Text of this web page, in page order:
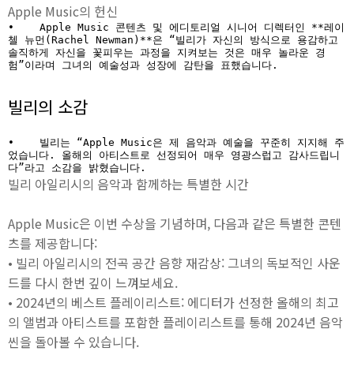
Apple Music의 헌신
•    Apple Music 콘텐츠 및 에디토리얼 시니어 디렉터인 **레이
첼 뉴먼(Rachel Newman)**은 “빌리가 자신의 방식으로 용감하고
솔직하게 자신을 꽃피우는 과정을 지켜보는 것은 매우 놀라운 경
험”이라며 그녀의 예술성과 성장에 감탄을 표했습니다.
빌리의 소감
•    빌리는 “Apple Music은 제 음악과 예술을 꾸준히 지지해 주
었습니다. 올해의 아티스트로 선정되어 매우 영광스럽고 감사드립니
다”라고 소감을 밝혔습니다.
빌리 아일리시의 음악과 함께하는 특별한 시간
Apple Music은 이번 수상을 기념하며, 다음과 같은 특별한 콘텐
츠를 제공합니다:
• 빌리 아일리시의 전곡 공간 음향 재감상: 그녀의 독보적인 사운
드를 다시 한번 깊이 느껴보세요.
• 2024년의 베스트 플레이리스트: 에디터가 선정한 올해의 최고
의 앨범과 아티스트를 포함한 플레이리스트를 통해 2024년 음악
씬을 돌아볼 수 있습니다.